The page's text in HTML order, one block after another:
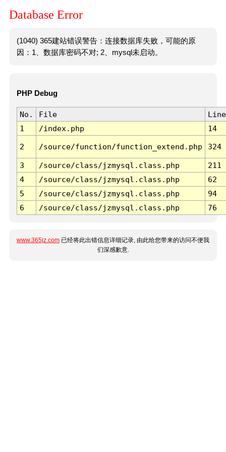
Database Error
(1040) 365建站错误警告：连接数据库失败，可能的原
因：1、数据库密码不对; 2、mysql未启动。
PHP Debug
No. File
Line
1
/index.php 14
2 /source/function/function_extend.php 324
3 /source/class/jzmysql.class.php
211
4
/source/class/jzmysql.class.php
62
5
/source/class/jzmysql.class.php
94
6
/source/class/jzmysql.class.php 76
www.365jz.com 已经将此出错信息详细记录, 由此给您带来的访问不便我
们深感歉意.